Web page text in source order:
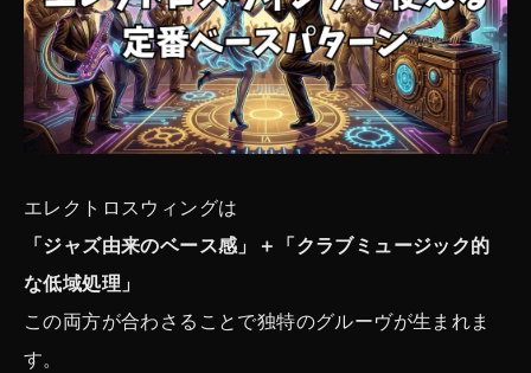
エレクトロスウィングは
「ジャズ由来のベース感」＋「クラブミュージック的
な低域処理」
この両方が合わさることで独特のグルーヴが生まれま
す。